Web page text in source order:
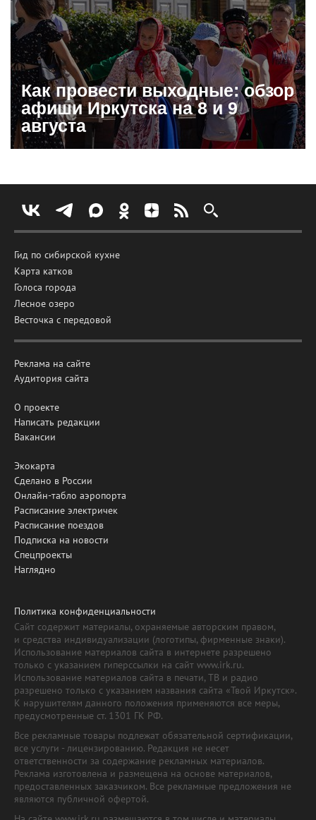
Как провести выходные: обзор
афиши Иркутска на 8 и 9
августа
Гид по сибирской кухне
Карта катков
Голоса города
Лесное озеро
Весточка с передовой
Реклама на сайте
Аудитория сайта
О проекте
Написать редакции
Вакансии
Экокарта
Сделано в России
Онлайн-табло аэропорта
Расписание электричек
Расписание поездов
Подписка на новости
Спецпроекты
Наглядно
Политика конфиденциальности
Сайт содержит материалы, охраняемые авторским правом,
и средства индивидуализации (логотипы, фирменные знаки).
Использование материалов сайта в интернете разрешено
только с указанием гиперссылки на сайт www.irk.ru.
Использование материалов сайта в печати, ТВ и радио
разрешено только с указанием названия сайта «Твой Иркутск».
К нарушителям данного положения применяются все меры,
предусмотренные ст. 1301 ГК РФ.
Все рекламные товары подлежат обязательной сертификации,
все услуги - лицензированию. Редакция не несет
ответственности за содержание рекламных материалов.
Реклама изготовлена и размещена на основе материалов,
предоставленных заказчиком. Все рекламные предложения не
являются публичной офертой.